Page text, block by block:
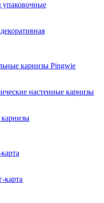
упаковочные
карнизы Pingwie
настенные карнизы
карта